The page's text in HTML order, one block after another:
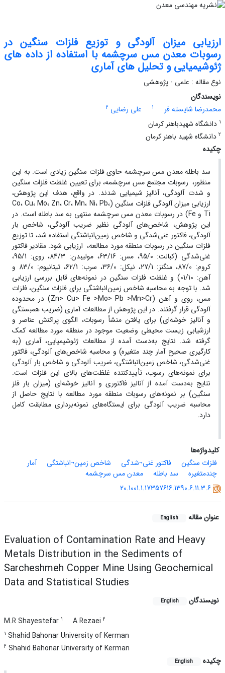
ارزیابی میزان آلودگی و توزیع فلزات سنگین در
رسوبات معدن مس سرچشمه با استفاده از داده های
ژئوشیمیایی و تحلیل های آماری
نوع مقاله : علمی - پژوهشی
نویسندگان
محمدرضا شایسته فر
1 علی رضایی 2
1 دانشگاه شهیدباهنر کرمان
2 دانشگاه شهید باهنر کرمان
چکیده
سد باطله معدن مس سرچشمه حاوی فلزات سنگین زیادی است. به این
منظور، رسوبات مجتمع مس سرچشمه، برای تعیین غلظت فلزات سنگین
و شدت آلودگی، آنالیز شیمیایی شدند. در واقع، هدف این پژوهش،
ارزیابی میزان آلودگی فلزات سنگین (Co، Cu، Mo، Zn، Cr، Mn، Ni، Pb،
Ti و Fe) در رسوبات معدن مس سرچشمه منتهی به سد باطله است. در
این پژوهش، شاخص‌های آلودگی نظیر ضریب آلودگی، شاخص بار
آلودگی، فاکتور غنی‌شدگی و شاخص زمین‌انباشتگی استفاده شد، تا توزیع
فلزات سنگین در رسوبات منطقه مورد مطالعه، ارزیابی شود. مقادیر فاکتور
غنی‌شدگی (کبالت: 95/0، مس: 63/16، مولیبدن: 84/3، روی: 95/1،
کروم: 87/0، منگنز: 27/1، نیکل: 36/0، سرب: 62/1، تیتانیوم: 83/0 و
آهن: 01/10) و غلظت فلزات سنگین در نمونه‌های قابل بررسی ارزیابی
شد. با توجه به محاسبه شاخص زمین‌انباشتگی برای فلزات سنگین، فلزات
مس، روی و آهن (Zn> Cu> Fe >Mo> Pb >Mn>Cr) در محدوده
آلودگی قرار گرفتند. در این پژوهش از مطالعات آماری (ضریب همبستگی
و آنالیز خوشه‌ای) برای یافتن منشأ رسوبات، الگوی پراکنش عناصر و
ارزشیابی زیست محیطی وضعیت موجود در منطقه مورد مطالعه کمک
گرفته شد. نتایج به‌دست آمده از مطالعات ژئوشیمیایی، آماری (به
کارگیری صحیح آمار چند متغیره) و محاسبه شاخص‌های آلودگی، فاکتور
غنی‌شدگی، شاخص زمین‌انباشتگی، ضریب آلودگی و شاخص بار آلودگی
برای نمونه‌های رسوب، تأییدکننده غلظت‌های بالای این فلزات است.
نتایج به‌دست آمده از آنالیز فاکتوری و آنالیز خوشه‌ای (میزان بار فلز
سنگین) بر نمونه‌های رسوبات منطقه مورد مطالعه با نتایج حاصل از
محاسبه ضریب آلودگی برای ایستگاه‌های نمونه‌برداری مطابقت کامل
دارد.
کلیدواژه‌ها
فلزات سنگین
فاکتور غنی¬شدگی شاخص زمین¬انباشتگی
آمار
چندمتغیره
سد باطله
معدن مس سرچشمه
20.1001.1.17357616.1390.6.11.3.6
عنوان مقاله English
Evaluation of Contamination Rate and Heavy
Metals Distribution in the Sediments of
Sarcheshmeh Copper Mine Using Geochemical
Data and Statistical Studies
نویسندگان English
M.R Shayestefar 1 A Rezaei 2
1 Shahid Bahonar University of Kerman
2 Shahid Bahonar University of Kerman
چکیده
English